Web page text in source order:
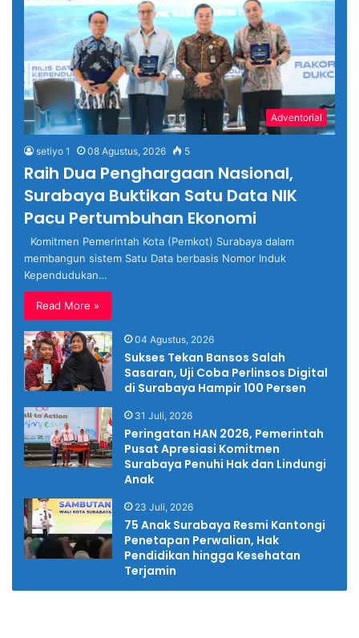
Adventorial
setiyo 1 08 Agustus, 2026 5
Raih Dua Penghargaan Nasional,
Surabaya Buktikan Satu Data NIK
Pacu Pertumbuhan Ekonomi
Komitmen Pemerintah Kota (Pemkot) Surabaya dalam
membangun sistem Satu Data berbasis Nomor Induk
Kependudukan…
Read More »
04 Agustus, 2026
Sukses Tekan Bansos Salah
Sasaran, Uji Coba Perlinsos Digital
di Surabaya Hampir 100 Persen
31 Juli, 2026
Peringatan HAN 2026, Pemerintah
Pusat Apresiasi Komitmen
Surabaya Penuhi Hak dan Lindungi
Anak
23 Juli, 2026
75 Anak Surabaya Resmi Kantongi
Penetapan Perwalian, Hak
Pendidikan hingga Kesehatan
Terjamin